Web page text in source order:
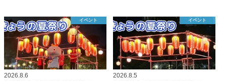
イベント
2026.8.6
イベント
2026.8.5